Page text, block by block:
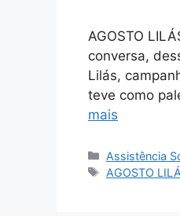
AGOSTO
conversa,
Lilás,
teve como
mais
Assistência
AGOSTO